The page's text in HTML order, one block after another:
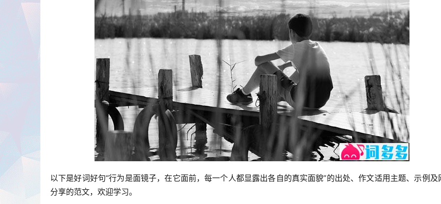
以下是好词好句“行为是面镜子，在它面前，每一个人都显露出各自的真实面貌”的出处、作文适用主题、示例及
分享的范文，欢迎学习。